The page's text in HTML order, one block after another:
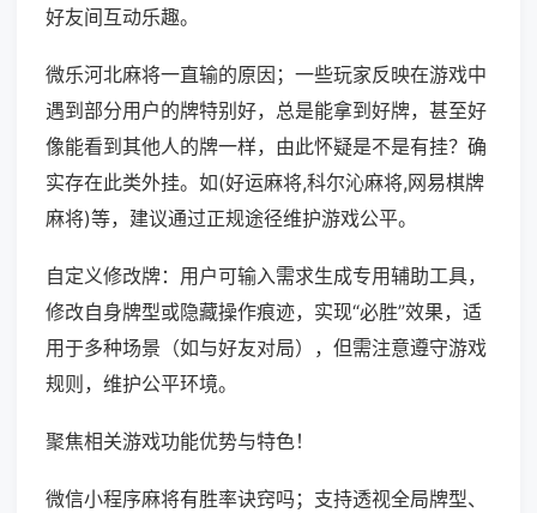
好友间互动乐趣。
微乐河北麻将一直输的原因；一些玩家反映在游戏中
遇到部分用户的牌特别好，总是能拿到好牌，甚至好
像能看到其他人的牌一样，由此怀疑是不是有挂？确
实存在此类外挂。如(好运麻将,科尔沁麻将,网易棋牌
麻将)等，建议通过正规途径维护游戏公平。
自定义修改牌：用户可输入需求生成专用辅助工具，
修改自身牌型或隐藏操作痕迹，实现“必胜”效果，适
用于多种场景（如与好友对局），但需注意遵守游戏
规则，维护公平环境。
聚焦相关游戏功能优势与特色！
微信小程序麻将有胜率诀窍吗；支持透视全局牌型、